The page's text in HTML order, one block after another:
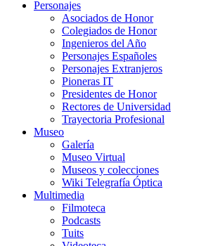
Personajes
Asociados de Honor
Colegiados de Honor
Ingenieros del Año
Personajes Españoles
Personajes Extranjeros
Pioneras IT
Presidentes de Honor
Rectores de Universidad
Trayectoria Profesional
Museo
Galería
Museo Virtual
Museos y colecciones
Wiki Telegrafía Óptica
Multimedia
Filmoteca
Podcasts
Tuits